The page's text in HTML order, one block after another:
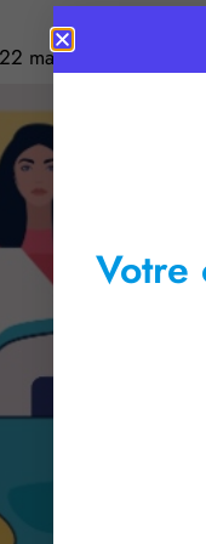
22 mai 2026
Votre